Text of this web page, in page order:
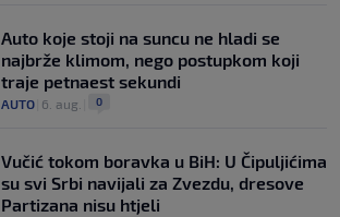
Auto koje stoji na suncu ne hladi se
najbrže klimom, nego postupkom koji
traje petnaest sekundi
AUTO 6. aug. 0
Vučić tokom boravka u BiH: U Čipuljićima
su svi Srbi navijali za Zvezdu, dresove
Partizana nisu htjeli